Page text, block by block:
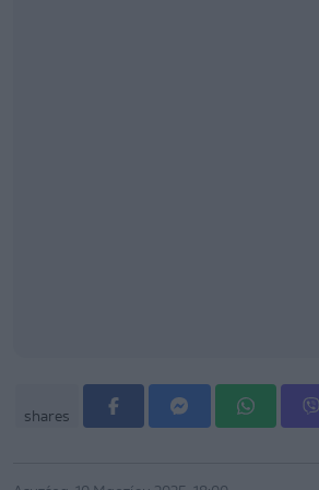
shares